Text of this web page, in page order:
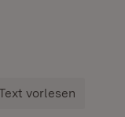
vorlesen